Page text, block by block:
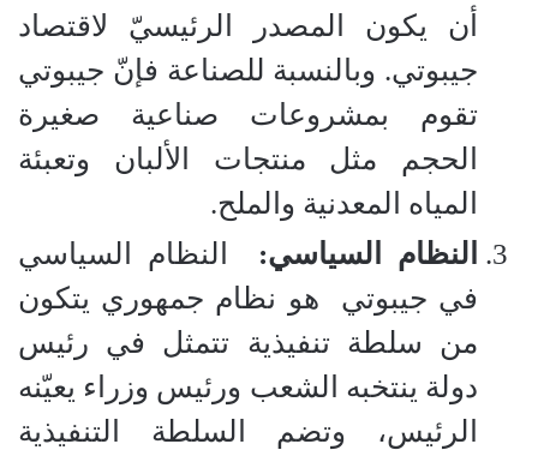
أن يكون المصدر الرئيسيّ لاقتصاد
جيبوتي. وبالنسبة للصناعة فإنّ جيبوتي
تقوم بمشروعات صناعية صغيرة
الحجم مثل منتجات الألبان وتعبئة
المياه المعدنية والملح.
النظام السياسي:
النظام السياسي
في جيبوتي
هو نظام جمهوري يتكون
من سلطة تنفيذية تتمثل في رئيس
دولة ينتخبه الشعب ورئيس وزراء يعيّنه
الرئيس، وتضم السلطة التنفيذية